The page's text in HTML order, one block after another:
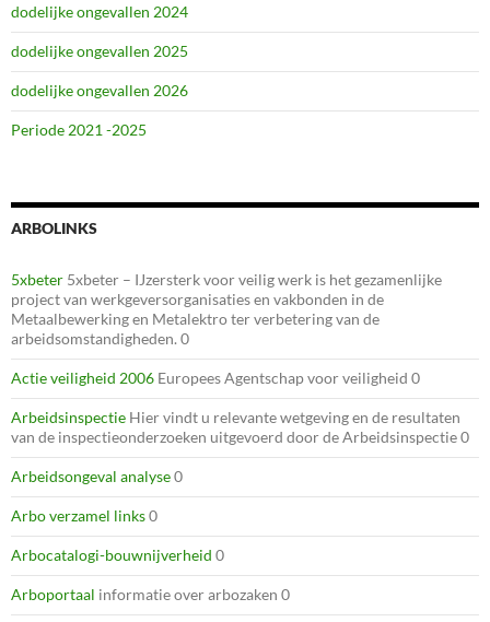
dodelijke ongevallen 2024
dodelijke ongevallen 2025
dodelijke ongevallen 2026
Periode 2021 -2025
ARBOLINKS
5xbeter 5xbeter – IJzersterk voor veilig werk is het gezamenlijke
project van werkgeversorganisaties en vakbonden in de
Metaalbewerking en Metalektro ter verbetering van de
arbeidsomstandigheden. 0
Actie veiligheid 2006 Europees Agentschap voor veiligheid 0
Arbeidsinspectie Hier vindt u relevante wetgeving en de resultaten
van de inspectieonderzoeken uitgevoerd door de Arbeidsinspectie 0
Arbeidsongeval analyse0
Arbo verzamel links0
Arbocatalogi-bouwnijverheid 0
Arboportaal informatie over arbozaken 0